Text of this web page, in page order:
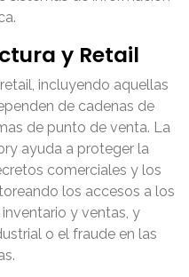
y Retail
incluyendo aquellas
de cadenas de
de punto de venta. La
ayuda a proteger la
comerciales y los
los accesos a los
y ventas, y
o el fraude en las